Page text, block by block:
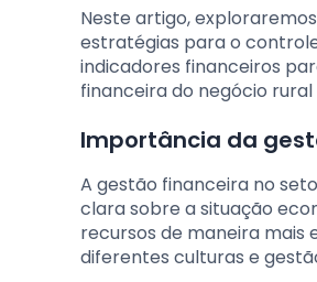
Neste artigo,
estratégias para o
indicadores financeiros
financeira do negócio
Importância da
A gestão financeira no
clara sobre a situação
recursos de maneira mais
diferentes culturas e